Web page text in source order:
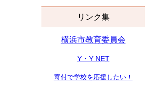
リンク集
横浜市教育委員会
Y・Y NET
寄付で学校を応援したい！